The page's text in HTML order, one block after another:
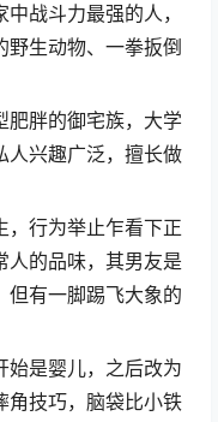
战斗力最强的人，
野生动物、一拳扳倒
肥胖的御宅族，大学
人兴趣广泛，擅长做
，行为举止乍看下正
人的品味，其男友是
但有一脚踢飞大象的
始是婴儿，之后改为
角技巧，脑袋比小铁